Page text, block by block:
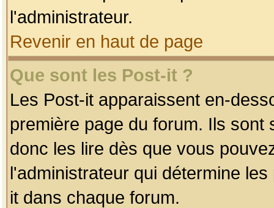
l'administrateur.
Revenir en haut de page
Que sont les Post-it ?
Les Post-it apparaissent en-
première page du forum. Ils
donc les lire dès que vous
l'administrateur qui détermine
it dans chaque forum.